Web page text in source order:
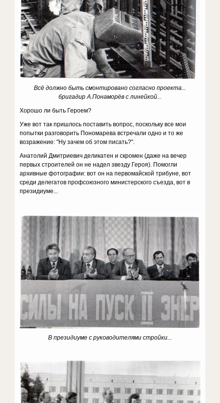
Всё должно быть смонтировано согласно проекта...
бригадир А.Понаморёв с линейкой...
Хорошо ли быть Героем?
Уже вот так пришлось поставить вопрос, поскольку все мои
попытки разговорить Пономарева встречали одно и то же
возражение: "Ну зачем об этом писать?".
Анатолий Дмитриевич деликатен и скромен (даже на вечер
первых строителей он не надел звезду Героя). Помогли
архивные фотографии: вот он на первомайской трибуне, вот
среди делегатов профсоюзного министерского съезда, вот в
президиуме...
В президиуме с руководителями стройки...